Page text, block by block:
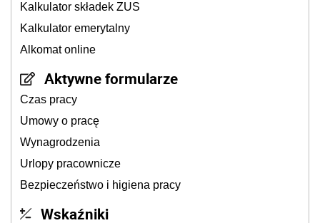
Kalkulator składek ZUS
Kalkulator emerytalny
Alkomat online
Aktywne formularze
Czas pracy
Umowy o pracę
Wynagrodzenia
Urlopy pracownicze
Bezpieczeństwo i higiena pracy
Wskaźniki